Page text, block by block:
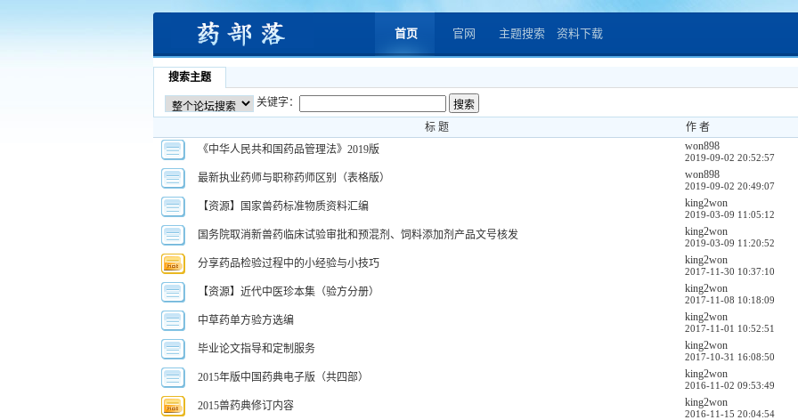
首页 官网 主题搜索 资料下载
搜索主题
关键字：
标 题
作 者
《中华人民共和国药品管理法》2019版
won898
2019-09-02 20:52:57
最新执业药师与职称药师区别（表格版）
won898
2019-09-02 20:49:07
【资源】国家兽药标准物质资料汇编
king2won
2019-03-09 11:05:12
国务院取消新兽药临床试验审批和预混剂、饲料添加剂产品文号核发
king2won
2019-03-09 11:20:52
分享药品检验过程中的小经验与小技巧
king2won
2017-11-30 10:37:10
【资源】近代中医珍本集（验方分册）
king2won
2017-11-08 10:18:09
中草药单方验方选编
king2won
2017-11-01 10:52:51
毕业论文指导和定制服务
king2won
2017-10-31 16:08:50
2015年版中国药典电子版（共四部）
king2won
2016-11-02 09:53:49
2015兽药典修订内容
king2won
2016-11-15 20:04:54